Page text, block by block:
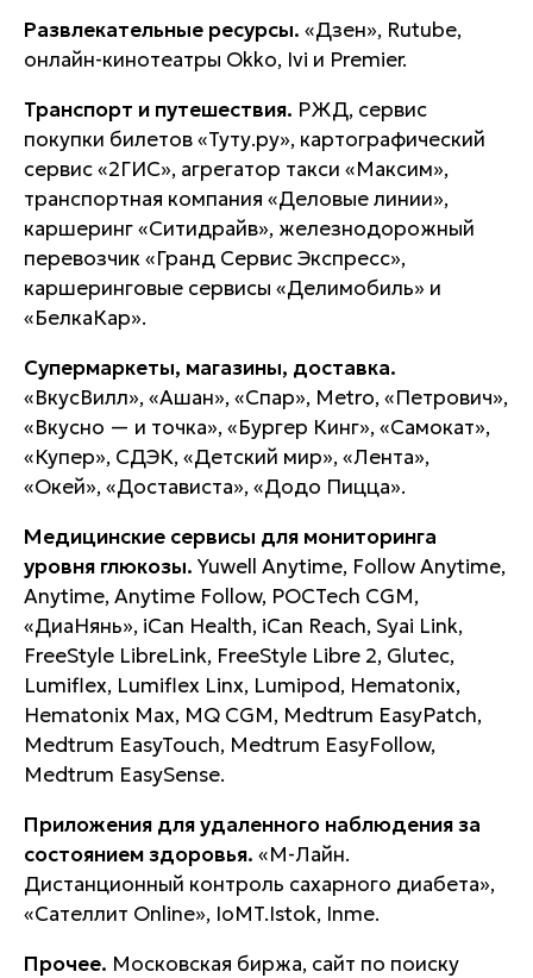
Развлекательные ресурсы. «Дзен», Rutube,
онлайн-кинотеатры Okko, Ivi и Premier.
Транспорт и путешествия. РЖД, сервис
покупки билетов «Туту.ру», картографический
сервис «2ГИС», агрегатор такси «Максим»,
транспортная компания «Деловые линии»,
каршеринг «Ситидрайв», железнодорожный
перевозчик «Гранд Сервис Экспресс»,
каршеринговые сервисы «Делимобиль» и
«БелкаКар».
Супермаркеты, магазины, доставка.
«ВкусВилл», «Ашан», «Спар», Metro, «Петрович»,
«Вкусно — и точка», «Бургер Кинг», «Самокат»,
«Купер», СДЭК, «Детский мир», «Лента»,
«Окей», «Достависта», «Додо Пицца».
Медицинские сервисы для мониторинга
уровня глюкозы. Yuwell Anytime, Follow Anytime,
Anytime, Anytime Follow, POCTech CGM,
«ДиаНянь», iCan Health, iCan Reach, Syai Link,
FreeStyle LibreLink, FreeStyle Libre 2, Glutec,
Lumiflex, Lumiflex Linx, Lumipod, Hematonix,
Hematonix Max, MQ CGM, Medtrum EasyPatch,
Medtrum EasyTouch, Medtrum EasyFollow,
Medtrum EasySense.
Приложения для удаленного наблюдения за
состоянием здоровья. «М-Лайн.
Дистанционный контроль сахарного диабета»,
«Сателлит Online», IoMT.Istok, Inme.
Прочее. Московская биржа, сайт по поиску